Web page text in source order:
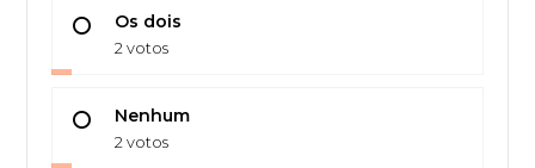
Os dois
2 votos
Nenhum
2 votos